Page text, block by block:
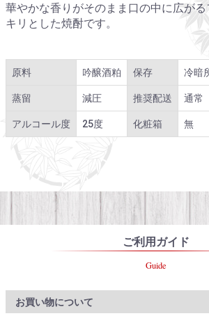
華やかな香りがそのまま口の中に広が
キリとした焼酎です。
原料 吟醸酒粕 保存 冷暗
蒸留 減圧 推奨配送 通常
アルコール度 25度 化粧箱 無
ご利用ガイド
Guide
お買い物について